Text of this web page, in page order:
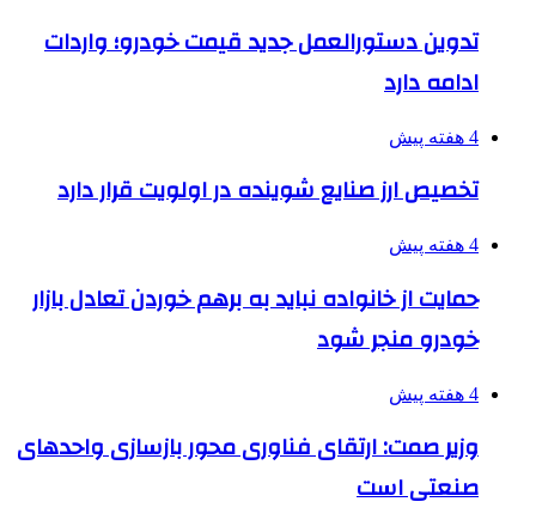
تدوین دستورالعمل جدید قیمت خودرو؛ واردات
ادامه دارد
4 هفته پیش
تخصیص ارز صنایع شوینده در اولویت قرار دارد
4 هفته پیش
حمایت از خانواده نباید به برهم خوردن تعادل بازار
خودرو منجر شود
4 هفته پیش
وزیر صمت: ارتقای فناوری محور بازسازی واحدهای
صنعتی است